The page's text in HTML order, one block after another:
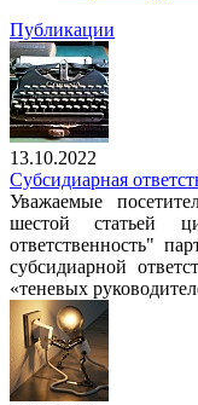
Публикации
13.10.2022
Субсидиарная
Уважаемые
шестой статьей
ответственность"
субсидиарной
«теневых